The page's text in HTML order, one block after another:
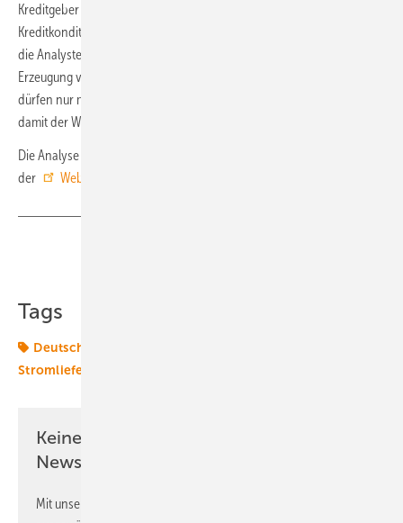
Kreditgeber und Investoren, die bei mehr Nachhaltigkeit bessere
Kreditkonditionen gewähren können. Einen weiteren Treiber sehen
die Analysten von der Dena in der Festlegung von Bedingungen zur
Erzeugung von grünem Wasserstoff durch die EU. Denn Elektrolyseure
dürfen nur mit zusätzlichen Ökostromkapazitäten betrieben werden,
damit der Wasserstoff als grün im Sinne der EU-Kriterien gilt.
Die Analyse des aktuellen PPA-Marktes in Deutschland finden Sie auf
der
Webseite der Dena zum Download
Tags
Deutschland
Stromliefervertrag
Keine Zeit? Kein Problem mit dem ERE
Newsletter!
Mit unserem Newsletter erhalten Sie regelmäßig von uns